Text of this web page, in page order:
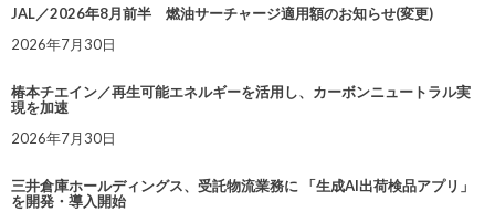
JAL／2026年8月前半 燃油サーチャージ適用額のお知らせ(変更)
2026年7月30日
椿本チエイン／再生可能エネルギーを活用し、カーボンニュートラル実
現を加速
2026年7月30日
三井倉庫ホールディングス、受託物流業務に 「生成AI出荷検品アプリ」
を開発・導入開始